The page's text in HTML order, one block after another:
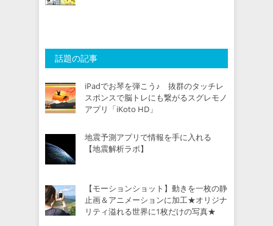
話題の記事
iPadでお琴を弾こう♪ 抜群のタッチレ
スポンスで脳トレにも繋がるスグレモノ
アプリ「iKoto HD」
地震予測アプリで情報を手に入れる
【地震解析ラボ】
【モーションショット】動きを一枚の静
止画＆アニメーションに加工★オリジナ
リティ溢れる世界に1枚だけの写真★